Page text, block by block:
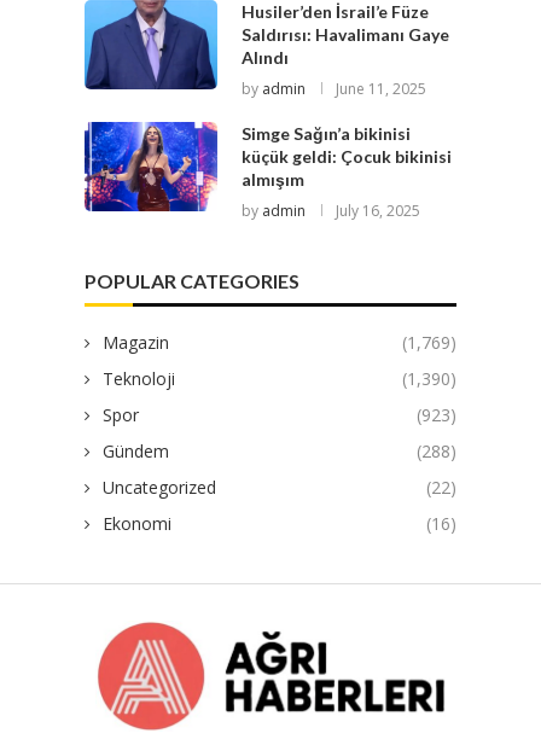
Husiler’den İsrail’e Füze
Saldırısı: Havalimanı Gaye
Alındı
by admin June 11, 2025
Simge Sağın’a bikinisi
küçük geldi: Çocuk bikinisi
almışım
by admin July 16, 2025
POPULAR CATEGORIES
Magazin
(1,769)
Teknoloji
(1,390)
Spor
(923)
Gündem
(288)
Uncategorized
(22)
Ekonomi
(16)